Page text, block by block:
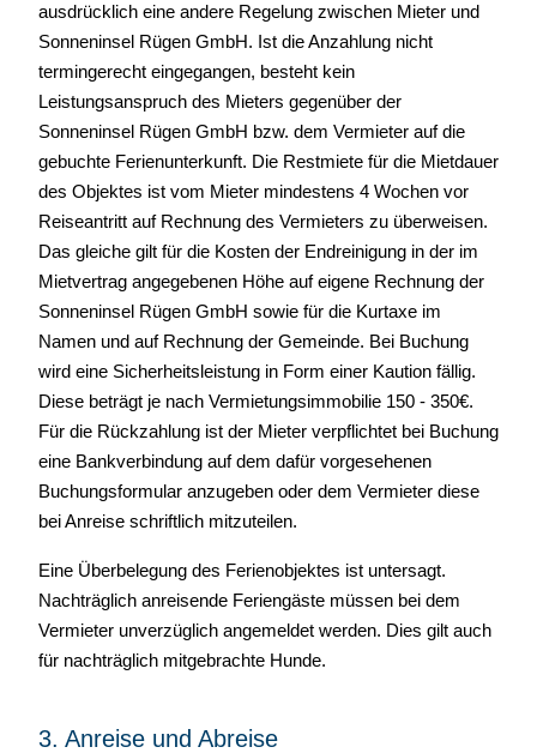
ausdrücklich eine andere Regelung zwischen Mieter und
Sonneninsel Rügen GmbH. Ist die Anzahlung nicht
termingerecht eingegangen, besteht kein
Leistungsanspruch des Mieters gegenüber der
Sonneninsel Rügen GmbH bzw. dem Vermieter auf die
gebuchte Ferienunterkunft. Die Restmiete für die Mietdauer
des Objektes ist vom Mieter mindestens 4 Wochen vor
Reiseantritt auf Rechnung des Vermieters zu überweisen.
Das gleiche gilt für die Kosten der Endreinigung in der im
Mietvertrag angegebenen Höhe auf eigene Rechnung der
Sonneninsel Rügen GmbH sowie für die Kurtaxe im
Namen und auf Rechnung der Gemeinde. Bei Buchung
wird eine Sicherheitsleistung in Form einer Kaution fällig.
Diese beträgt je nach Vermietungsimmobilie 150 - 350€.
Für die Rückzahlung ist der Mieter verpflichtet bei Buchung
eine Bankverbindung auf dem dafür vorgesehenen
Buchungsformular anzugeben oder dem Vermieter diese
bei Anreise schriftlich mitzuteilen.
Eine Überbelegung des Ferienobjektes ist untersagt.
Nachträglich anreisende Feriengäste müssen bei dem
Vermieter unverzüglich angemeldet werden. Dies gilt auch
für nachträglich mitgebrachte Hunde.
3. Anreise und Abreise